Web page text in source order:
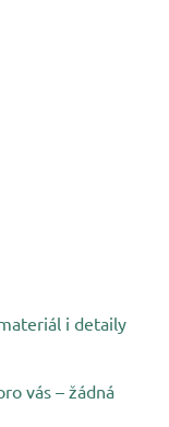
i detaily
vás – žádná